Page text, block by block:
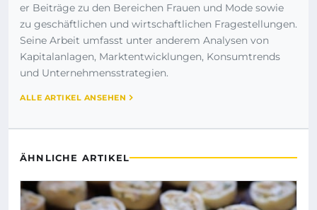
er Beiträge zu den Bereichen Frauen und Mode sowie
zu geschäftlichen und wirtschaftlichen Fragestellungen.
Seine Arbeit umfasst unter anderem Analysen von
Kapitalanlagen, Marktentwicklungen, Konsumtrends
und Unternehmensstrategien.
ALLE ARTIKEL ANSEHEN
ÄHNLICHE ARTIKEL